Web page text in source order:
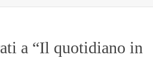
a “Il quotidiano in